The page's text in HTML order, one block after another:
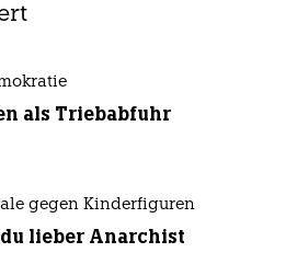
als Triebabfuhr
gegen Kinderfiguren
lieber Anarchist